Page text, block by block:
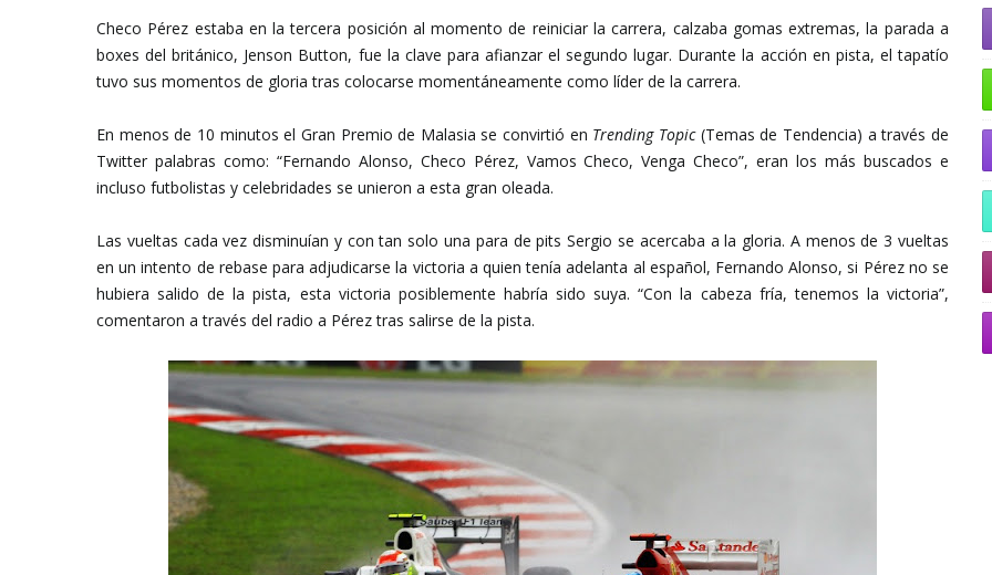
Checo Pérez estaba en la tercera posición al momento de reiniciar la carrera, calzaba gomas extremas, la parada a
boxes del británico, Jenson Button, fue la clave para afianzar el segundo lugar. Durante la acción en pista, el tapatío
tuvo sus momentos de gloria tras colocarse momentáneamente como líder de la carrera.
En menos de 10 minutos el Gran Premio de Malasia se convirtió en Trending Topic(Temas de Tendencia) a través de
Twitter palabras como: “Fernando Alonso, Checo Pérez, Vamos Checo, Venga Checo”, eran los más buscados e
incluso futbolistas y celebridades se unieron a esta gran oleada.
Las vueltas cada vez disminuían y con tan solo una para de pits Sergio se acercaba a la gloria. A menos de 3 vueltas
en un intento de rebase para adjudicarse la victoria a quien tenía adelanta al español, Fernando Alonso, si Pérez no se
hubiera salido de la pista, esta victoria posiblemente habría sido suya. “Con la cabeza fría, tenemos la victoria”,
comentaron a través del radio a Pérez tras salirse de la pista.